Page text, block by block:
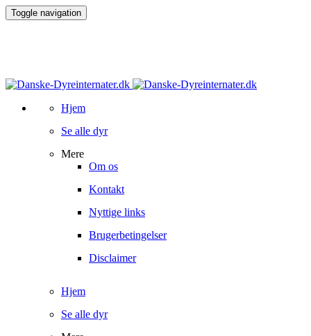
Toggle navigation
Hjem
Se alle dyr
Mere
Om os
Kontakt
Nyttige links
Brugerbetingelser
Disclaimer
Hjem
Se alle dyr